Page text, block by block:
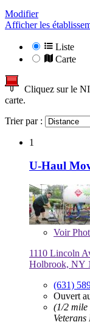
Modifier
Afficher les
Liste
Carte
Cliquez sur le
carte.
Trier par :
1
U-Haul
Voir
1110 Lincoln
Holbrook, NY
(631)
Ouvert
(1/2 mile